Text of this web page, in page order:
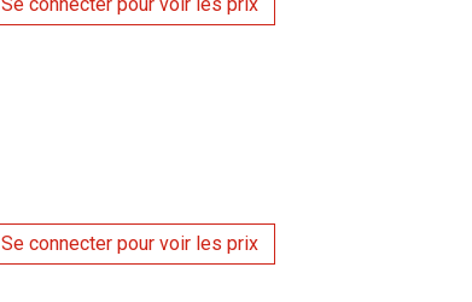
Se connecter pour voir les prix